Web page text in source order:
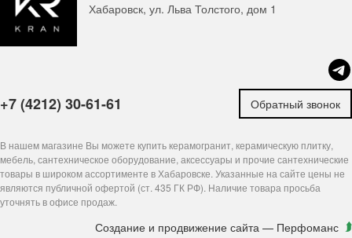
Хабаровск, ул. Льва Толстого, дом 1
+7 (4212) 30-61-61 Обратный звонок
В нашем магазине Вы можете купить керамогранит, керамическую плитку,
мебель, сантехническое оборудование, аксессуары и прочие сантехнические
товары в широком ассортименте в Хабаровске. Указанные на сайте цены не
являются публичной офертой (ст. 435 ГК РФ). Наличие товара просьба
уточнять в офисе продаж.
Создание и продвижение сайта — Перфоманс